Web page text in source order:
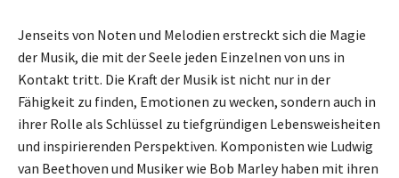
Jenseits von Noten und Melodien erstreckt sich die Magie
der Musik, die mit der Seele jeden Einzelnen von uns in
Kontakt tritt. Die Kraft der Musik ist nicht nur in der
Fähigkeit zu finden, Emotionen zu wecken, sondern auch in
ihrer Rolle als Schlüssel zu tiefgründigen Lebensweisheiten
und inspirierenden Perspektiven. Komponisten wie Ludwig
van Beethoven und Musiker wie Bob Marley haben mit ihren